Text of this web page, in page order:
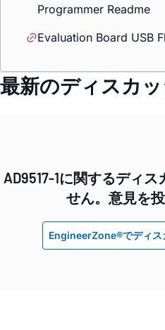
Programmer Readme
Evaluation Board USB
最新のディスカ
AD9517-1に関するディ
せん。意見を
EngineerZone®でディス